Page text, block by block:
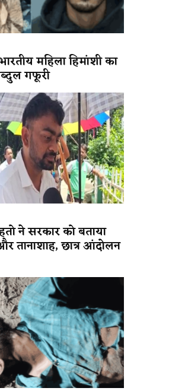
महिला हिमांशी का
गफूरी
ने सरकार को बताया
तानाशाह, छात्र आंदोलन